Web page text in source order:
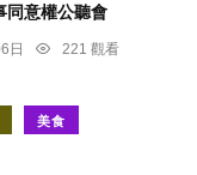
同意權公聽會
日
221 觀看
美食